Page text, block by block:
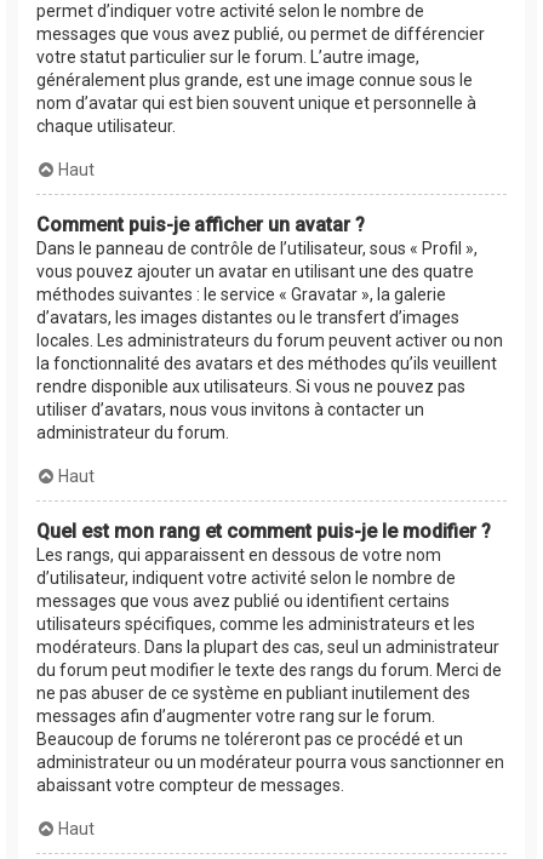
permet d’indiquer votre activité selon le nombre de
messages que vous avez publié, ou permet de différencier
votre statut particulier sur le forum. L’autre image,
généralement plus grande, est une image connue sous le
nom d’avatar qui est bien souvent unique et personnelle à
chaque utilisateur.
Haut
Comment puis-je afficher un avatar ?
Dans le panneau de contrôle de l’utilisateur, sous « Profil »,
vous pouvez ajouter un avatar en utilisant une des quatre
méthodes suivantes : le service « Gravatar », la galerie
d’avatars, les images distantes ou le transfert d’images
locales. Les administrateurs du forum peuvent activer ou non
la fonctionnalité des avatars et des méthodes qu’ils veuillent
rendre disponible aux utilisateurs. Si vous ne pouvez pas
utiliser d’avatars, nous vous invitons à contacter un
administrateur du forum.
Haut
Quel est mon rang et comment puis-je le modifier ?
Les rangs, qui apparaissent en dessous de votre nom
d’utilisateur, indiquent votre activité selon le nombre de
messages que vous avez publié ou identifient certains
utilisateurs spécifiques, comme les administrateurs et les
modérateurs. Dans la plupart des cas, seul un administrateur
du forum peut modifier le texte des rangs du forum. Merci de
ne pas abuser de ce système en publiant inutilement des
messages afin d’augmenter votre rang sur le forum.
Beaucoup de forums ne toléreront pas ce procédé et un
administrateur ou un modérateur pourra vous sanctionner en
abaissant votre compteur de messages.
Haut